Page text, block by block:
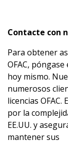
Contacte con
Para obtener
OFAC,
hoy mismo.
numerosos
licencias
por la
EE.UU. y
mantener sus